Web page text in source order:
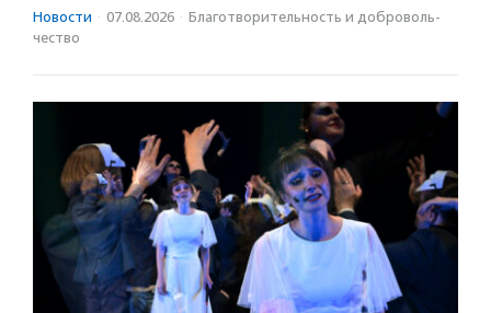
Новости · 07.08.2026 · Благотвори­тель­ность и доброволь­
чест­во